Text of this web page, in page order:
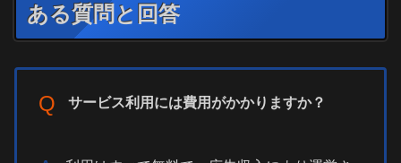
ある質問と回答
Q サービス利用には費用がかかりますか？